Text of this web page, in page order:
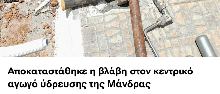
Αποκαταστάθηκε η βλάβη στον κεντρικό
αγωγό ύδρευσης της Μάνδρας